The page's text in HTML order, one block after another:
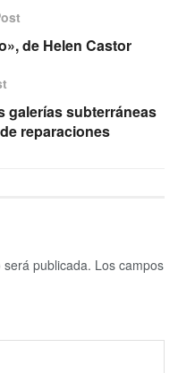
de Helen Castor
galerías subterráneas
reparaciones
publicada. Los campos